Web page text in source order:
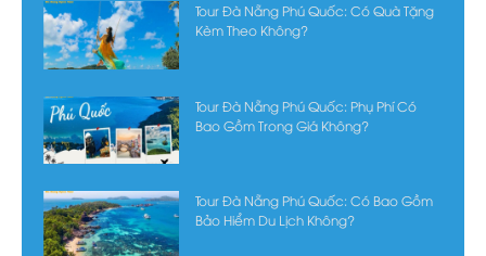
Tour Đà Nẵng Phú Quốc: Có Quà Tặng
Kèm Theo Không?
Tour Đà Nẵng Phú Quốc: Phụ Phí Có
Bao Gồm Trong Giá Không?
Tour Đà Nẵng Phú Quốc: Có Bao Gồm
Bảo Hiểm Du Lịch Không?